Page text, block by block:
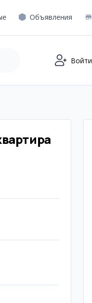
Объявления
Войти